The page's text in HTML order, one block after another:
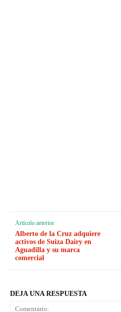
Artículo anterior
Alberto de la Cruz adquiere
activos de Suiza Dairy en
Aguadilla y su marca
comercial
DEJA UNA RESPUESTA